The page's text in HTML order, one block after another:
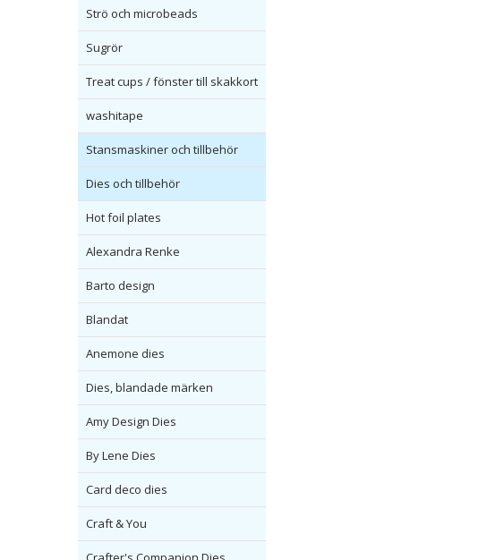
Strö och microbeads
Sugrör
Treat cups / fönster till skakkort
washitape
Stansmaskiner och tillbehör
Dies och tillbehör
Hot foil plates
Alexandra Renke
Barto design
Blandat
Anemone dies
Dies, blandade märken
Amy Design Dies
By Lene Dies
Card deco dies
Craft & You